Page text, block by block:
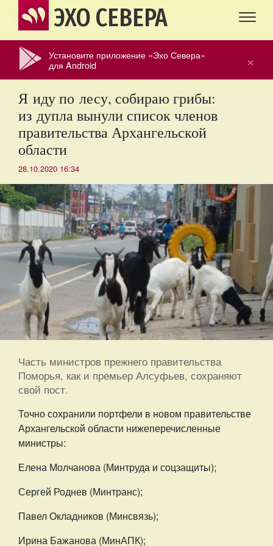
ЭХО СЕВЕРА
×
Установите приложение «Эхо Севера»
для Android
Я иду по лесу, собираю грибы:
из дупла вынули список членов
правительства Архангельской
области
28.10.2020 16:34
Часть министров прежнего правительства
Поморья, как и премьер Алсуфьев, сохраняют
свой пост.
Точно сохранили портфели в новом правительстве
Архангельской области нижеперечисленные
министры:
Елена Молчанова (Минтруда и соцзащиты);
Сергей Роднев (Минтранс);
Павел Окладников (Минсвязь);
Ирина Бажанова (МинАПК);